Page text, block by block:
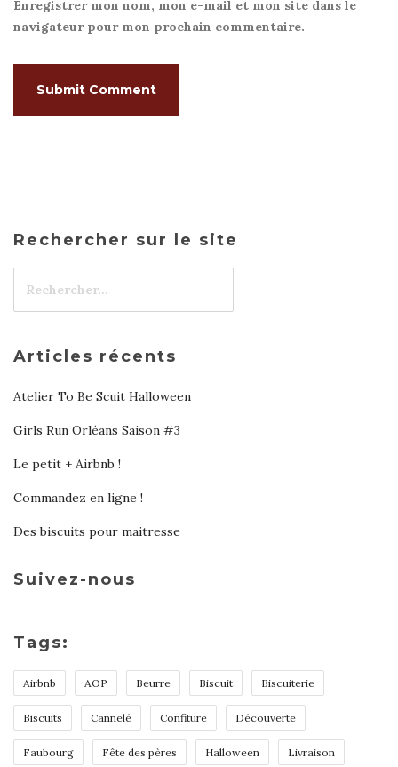
Enregistrer mon nom, mon e-mail et mon site dans le
navigateur pour mon prochain commentaire.
Rechercher sur le site
Articles récents
Atelier To Be Scuit Halloween
Girls Run Orléans Saison #3
Le petit + Airbnb !
Commandez en ligne !
Des biscuits pour maitresse
Suivez-nous
Tags:
Airbnb AOP Beurre Biscuit Biscuiterie
Biscuits Cannelé Confiture Découverte
Faubourg Fête des pères Halloween Livraison